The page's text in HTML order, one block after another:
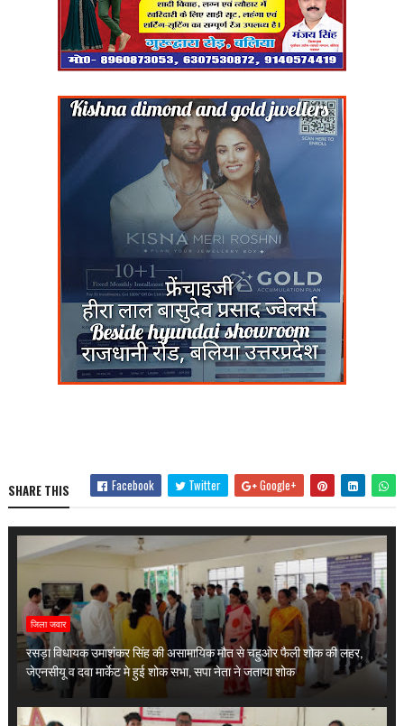
SHARE THIS Facebook Twitter Google+
जिला जवार
रसड़ा विधायक उमाशंकर सिंह की असामायिक मौत से चहुओर फैली शोक की लहर,
जेएनसीयू व दवा मार्केट मे हुई शोक सभा, सपा नेता ने जताया शोक